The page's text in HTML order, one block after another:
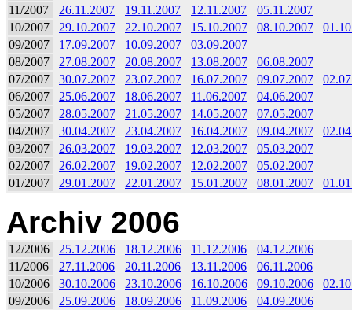
11/2007
26.11.2007 19.11.2007 12.11.2007
05.11.2007
10/2007
29.10.2007 22.10.2007 15.10.2007 08.10.2007
09/2007
17.09.2007 10.09.2007
03.09.2007
08/2007
27.08.2007 20.08.2007 13.08.2007
06.08.2007
07/2007
30.07.2007 23.07.2007 16.07.2007 09.07.2007
06/2007
25.06.2007 18.06.2007 11.06.2007
04.06.2007
05/2007
28.05.2007 21.05.2007 14.05.2007
07.05.2007
04/2007
30.04.2007 23.04.2007 16.04.2007 09.04.2007
03/2007
26.03.2007 19.03.2007 12.03.2007
05.03.2007
02/2007
26.02.2007 19.02.2007 12.02.2007
05.02.2007
01/2007
29.01.2007 22.01.2007 15.01.2007 08.01.2007
Archiv 2006
12/2006 25.12.2006 18.12.2006 11.12.2006
04.12.2006
11/2006
27.11.2006 20.11.2006 13.11.2006
06.11.2006
10/2006
30.10.2006 23.10.2006 16.10.2006 09.10.2006
09/2006
25.09.2006 18.09.2006 11.09.2006
04.09.2006